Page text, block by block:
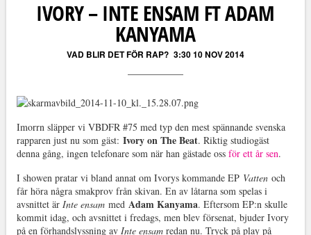
IVORY – INTE ENSAM FT ADAM
KANYAMA
VAD BLIR DET FÖR RAP? 3:30 10 NOV 2014
Imorrn släpper vi VBDFR #75 med typ den mest spännande svenska
rapparen just nu som gäst: Ivory on The Beat. Riktig studiogäst
denna gång, ingen telefonare som när han gästade oss för ett år sen.
I showen pratar vi bland annat om Ivorys kommande EP Vatten och
får höra några smakprov från skivan. En av låtarna som spelas i
avsnittet är Inte ensam med Adam Kanyama. Eftersom EP:n skulle
kommit idag, och avsnittet i fredags, men blev försenat, bjuder Ivory
på en förhandslyssning av Inte ensamredan nu. Tryck på play på